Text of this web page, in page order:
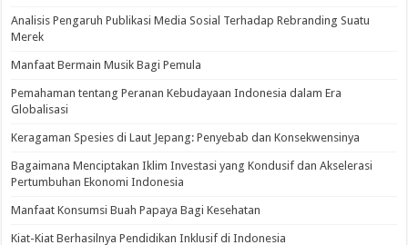
Analisis Pengaruh Publikasi Media Sosial Terhadap Rebranding Suatu
Merek
Manfaat Bermain Musik Bagi Pemula
Pemahaman tentang Peranan Kebudayaan Indonesia dalam Era
Globalisasi
Keragaman Spesies di Laut Jepang: Penyebab dan Konsekwensinya
Bagaimana Menciptakan Iklim Investasi yang Kondusif dan Akselerasi
Pertumbuhan Ekonomi Indonesia
Manfaat Konsumsi Buah Papaya Bagi Kesehatan
Kiat-Kiat Berhasilnya Pendidikan Inklusif di Indonesia